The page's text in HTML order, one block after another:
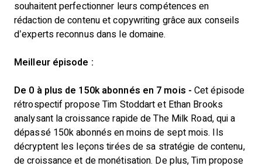
souhaitent perfectionner leurs compétences en
rédaction de contenu et copywriting grâce aux conseils
d’experts reconnus dans le domaine.
Meilleur épisode :
De 0 à plus de 150k abonnés en 7 mois -Cet épisode
rétrospectif propose Tim Stoddart et Ethan Brooks
analysant la croissance rapide de The Milk Road, qui a
dépassé 150k abonnés en moins de sept mois. Ils
décryptent les leçons tirées de sa stratégie de contenu,
de croissance et de monétisation. De plus, Tim propose